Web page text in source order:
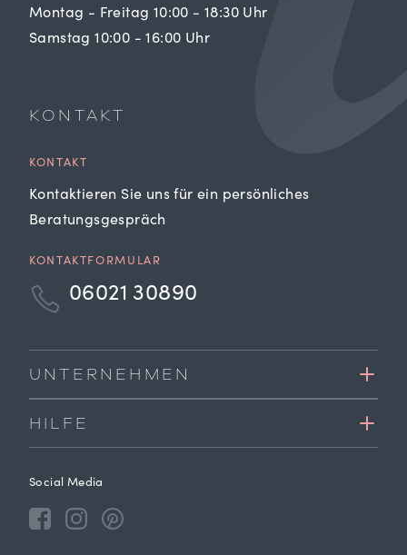
Montag - Freitag 10:00 - 18:30 Uhr
Samstag 10:00 - 16:00 Uhr
KONTAKT
KONTAKT
Kontaktieren Sie uns für ein persönliches
Beratungsgespräch
KONTAKTFORMULAR
06021 30890
UNTERNEHMEN
HILFE
Social Media